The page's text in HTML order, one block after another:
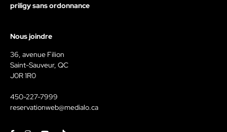
priligy sans ordonnance
Nous joindre
36, avenue Filion
Saint-Sauveur, QC
J0R 1R0
450-227-7999
reservationweb@medialo.ca